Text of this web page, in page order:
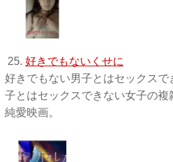
25. 好きでもないくせに
好きでもない男子とはセックス
子とはセックスできない女子の
純愛映画。